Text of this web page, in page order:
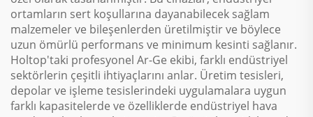
ortamların sert koşullarına dayanabilecek sağlam
malzemeler ve bileşenlerden üretilmiştir ve böylece
uzun ömürlü performans ve minimum kesinti sağlanır.
Holtop'taki profesyonel Ar-Ge ekibi, farklı endüstriyel
sektörlerin çeşitli ihtiyaçlarını anlar. Üretim tesisleri,
depolar ve işleme tesislerindeki uygulamalara uygun
farklı kapasitelerde ve özelliklerde endüstriyel hava